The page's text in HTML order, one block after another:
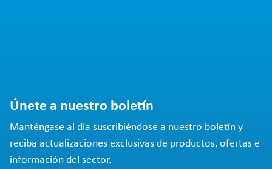
Únete a nuestro boletín
Manténgase al día suscribiéndose a nuestro boletín y
reciba actualizaciones exclusivas de productos, ofertas e
información del sector.